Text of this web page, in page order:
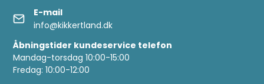
E-mail
info@kikkertland.dk
Åbningstider kundeservice telefon
Mandag-torsdag 10:00-15:00
Fredag: 10:00-12:00